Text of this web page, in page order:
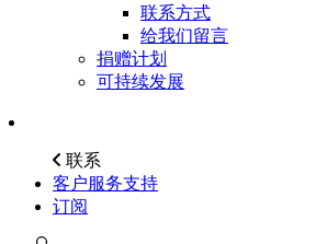
联系方式
给我们留言
捐赠计划
可持续发展
联系
客户服务支持
订阅